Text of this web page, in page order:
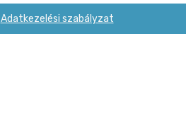
Adatkezelési szabályzat